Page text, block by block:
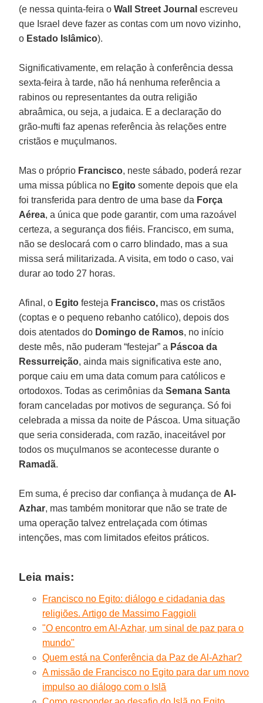
(e nessa quinta-feira oWall Street Journal escreveu
que Israel deve fazer as contas com um novo vizinho,
o Estado Islâmico).
Significativamente, em relação à conferência dessa
sexta-feira à tarde, não há nenhuma referência a
rabinos ou representantes da outra religião
abraâmica, ou seja, a judaica. E a declaração do
grão-mufti faz apenas referência às relações entre
cristãos e muçulmanos.
Mas o próprio Francisco, neste sábado, poderá rezar
uma missa pública no Egito somente depois que ela
foi transferida para dentro de uma base da Força
Aérea, a única que pode garantir, com uma razoável
certeza, a segurança dos fiéis. Francisco, em suma,
não se deslocará com o carro blindado, mas a sua
missa será militarizada. A visita, em todo o caso, vai
durar ao todo 27 horas.
Afinal, o Egito festeja Francisco, mas os cristãos
(coptas e o pequeno rebanho católico), depois dos
dois atentados do Domingo de Ramos, no início
deste mês, não puderam “festejar” a Páscoa da
Ressurreição, ainda mais significativa este ano,
porque caiu em uma data comum para católicos e
ortodoxos. Todas as cerimônias daSemana Santa
foram canceladas por motivos de segurança. Só foi
celebrada a missa da noite de Páscoa. Uma situação
que seria considerada, com razão, inaceitável por
todos os muçulmanos se acontecesse durante o
Ramadã.
Em suma, é preciso dar confiança à mudança de Al-
Azhar, mas também monitorar que não se trate de
uma operação talvez entrelaçada com ótimas
intenções, mas com limitados efeitos práticos.
Leia mais:
Francisco no Egito: diálogo e cidadania das
religiões. Artigo de Massimo Faggioli
"O encontro em Al-Azhar, um sinal de paz para o
mundo"
Quem está na Conferência da Paz de Al-Azhar?
A missão de Francisco no Egito para dar um novo
impulso ao diálogo com o Islã